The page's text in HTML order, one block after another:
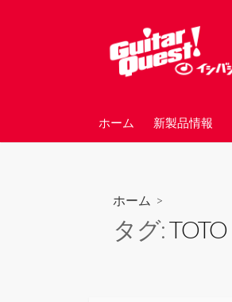
ホーム 新製品情報
ホーム >
タグ:TOTO